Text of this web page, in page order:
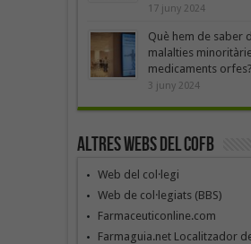
17 juny 2024
Què hem de saber
malalties
medicaments orfes?
3 juny 2024
Altres webs del COFB
Web del col·legi
Web de col·legiats (BBS)
Farmaceuticonline.com
Farmaguia.net Localitzador